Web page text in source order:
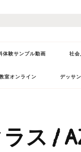
体験サンプル動画 社会
室オンライン デッサ
ス /